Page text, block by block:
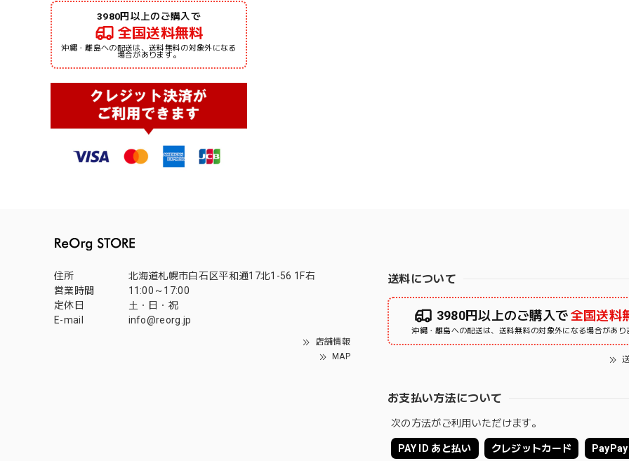
3980円以上のご購入で
全国送料無料
沖縄・離島への配送は、送料無料の対象外になる
場合があります。
住所
北海道札幌市白石区平和通17北1-56 1F右
営業時間
11:00～17:00
定休日
土・日・祝
E-mail
info@reorg.jp
店舗情報
MAP
送料について
3980円以上のご購入で全国送料
沖縄・離島への配送は、送料無料の対象外になる場合があり
お支払い方法について
次の方法がご利用いただけます。
PAY ID あと払い クレジットカード PayPay